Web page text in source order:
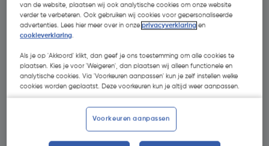
€ 8,24| Excl. btw € 6,81
van de website, plaatsen wij ook analytische cookies om onze website
verder te verbeteren. Ook gebruiken wij cookies voor gepersonaliseerde
advertenties. Lees hier meer over in onzeprivacyverklaring en
cookieverklaring.
Als je op 'Akkoord' klikt, dan geef je ons toestemming om alle cookies te
plaatsen. Kies je voor 'Weigeren', dan plaatsen wij alleen functionele en
analytische cookies. Via 'Voorkeuren aanpassen' kun je zelf instellen welke
cookies worden geplaatst. Deze voorkeuren kun je altijd weer aanpassen.
Voorkeuren aanpassen